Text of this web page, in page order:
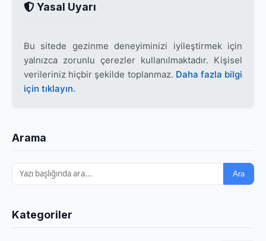
Yasal Uyarı
Bu sitede gezinme deneyiminizi iyileştirmek için
yalnızca zorunlu çerezler kullanılmaktadır. Kişisel
verileriniz hiçbir şekilde toplanmaz. Daha fazla bilgi
için tıklayın.
Arama
Ara
Kategoriler